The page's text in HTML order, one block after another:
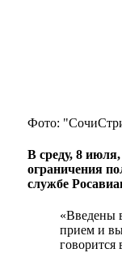
Фото:
В среду, 8
ограничения
службе
«Введены
прием и
говорится